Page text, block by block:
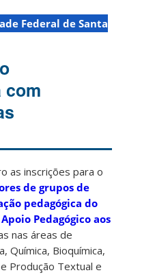
Federal de Santa
com
as inscrições para o
de grupos de
pedagógica do
Pedagógico aos
nas áreas de
Química, Bioquímica,
Produção Textual e